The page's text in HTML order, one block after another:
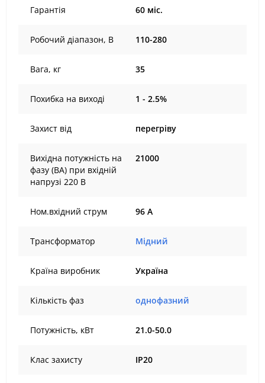
Гарантія 60 міс.
Робочий діапазон, В 110-280
Вага, кг 35
Похибка на виході 1 - 2.5%
Захист від перегріву
Вихідна потужність на
фазу (ВА) при вхідній
напрузі 220 В
21000
Ном.вхідний струм 96 А
Трансформатор Мідний
Країна виробник Україна
Кількість фаз однофазний
Потужність, кВт 21.0-50.0
Клас захисту IP20